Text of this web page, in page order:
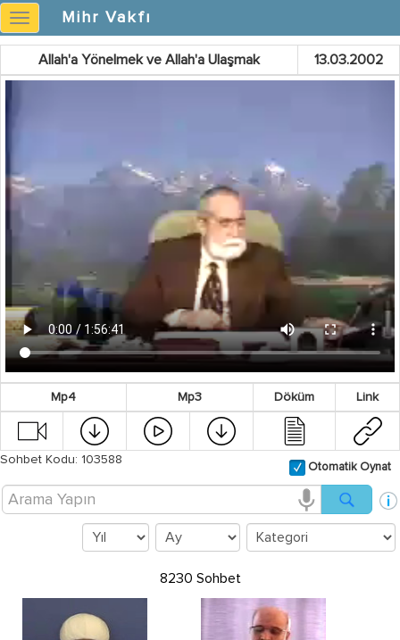
Mihr
Vakfı
Mihr Vakfı
Allah'a Yönelmek ve Allah'a Ulaşmak 13.03.2002
Mp4 Mp3 Döküm Link
Sohbet Kodu: 103588
Otomatik Oynat
8230 Sohbet